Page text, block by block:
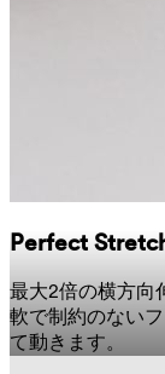
Perfect
最大2倍の横方向
軟で制約のない
て動きます。